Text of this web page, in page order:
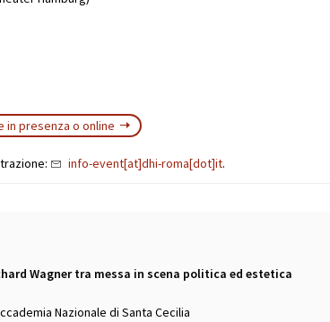
presenza o online
info-event[at]dhi-roma[dot]it.
Wagner tra messa in scena politica ed estetica
Nazionale di Santa Cecilia